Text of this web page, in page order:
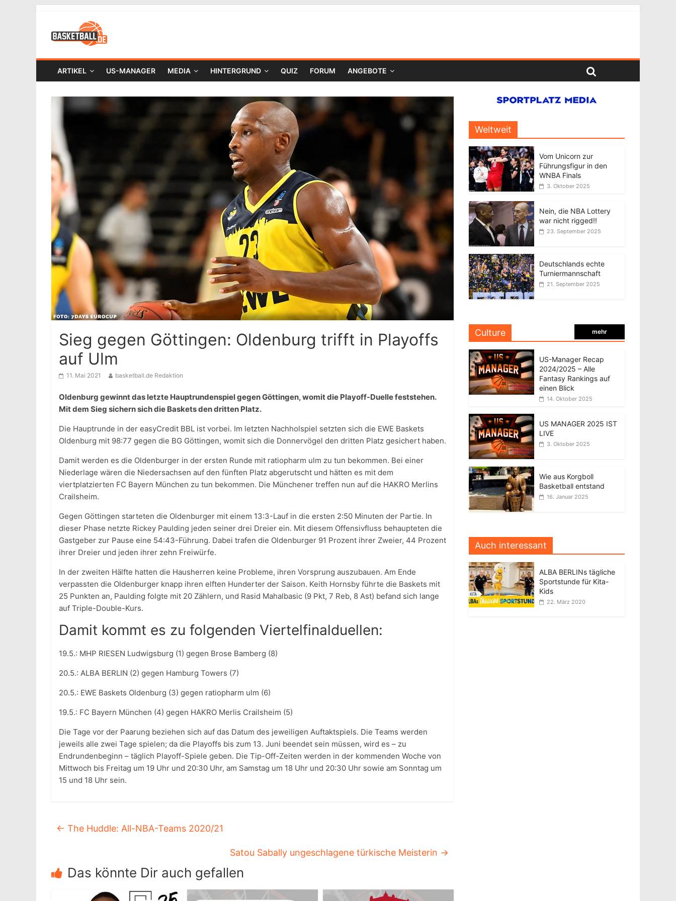
ARTIKEL US-MANAGER MEDIA HINTERGRUND QUIZ FORUM ANGEBOTE
Sieg gegen Göttingen: Oldenburg trifft in Playoffs
auf Ulm
11. Mai 2021 basketball.de Redaktion
Oldenburg gewinnt das letzte Hauptrundenspiel gegen Göttingen, womit die Playoff-Duelle feststehen.
Mit dem Sieg sichern sich die Baskets den dritten Platz.
Die Hauptrunde in der easyCredit BBL ist vorbei. Im letzten Nachholspiel setzten sich die EWE Baskets
Oldenburg mit 98:77 gegen die BG Göttingen, womit sich die Donnervögel den dritten Platz gesichert haben.
Damit werden es die Oldenburger in der ersten Runde mit ratiopharm ulm zu tun bekommen. Bei einer
Niederlage wären die Niedersachsen auf den fünften Platz abgerutscht und hätten es mit dem
viertplatzierten FC Bayern München zu tun bekommen. Die Münchener treffen nun auf die HAKRO Merlins
Crailsheim.
Gegen Göttingen starteten die Oldenburger mit einem 13:3-Lauf in die ersten 2:50 Minuten der Partie. In
dieser Phase netzte Rickey Paulding jeden seiner drei Dreier ein. Mit diesem Offensivfluss behaupteten die
Gastgeber zur Pause eine 54:43-Führung. Dabei trafen die Oldenburger 91 Prozent ihrer Zweier, 44 Prozent
ihrer Dreier und jeden ihrer zehn Freiwürfe.
In der zweiten Hälfte hatten die Hausherren keine Probleme, ihren Vorsprung auszubauen. Am Ende
verpassten die Oldenburger knapp ihren elften Hunderter der Saison. Keith Hornsby führte die Baskets mit
25 Punkten an, Paulding folgte mit 20 Zählern, und Rasid Mahalbasic (9 Pkt, 7 Reb, 8 Ast) befand sich lange
auf Triple-Double-Kurs.
Damit kommt es zu folgenden Viertelfinalduellen:
19.5.: MHP RIESEN Ludwigsburg (1) gegen Brose Bamberg (8)
20.5.: ALBA BERLIN (2) gegen Hamburg Towers (7)
20.5.: EWE Baskets Oldenburg (3) gegen ratiopharm ulm (6)
19.5.: FC Bayern München (4) gegen HAKRO Merlis Crailsheim (5)
Die Tage vor der Paarung beziehen sich auf das Datum des jeweiligen Auftaktspiels. Die Teams werden
jeweils alle zwei Tage spielen; da die Playoffs bis zum 13. Juni beendet sein müssen, wird es – zu
Endrundenbeginn – täglich Playoff-Spiele geben. Die Tip-Off-Zeiten werden in der kommenden Woche von
Mittwoch bis Freitag um 19 Uhr und 20:30 Uhr, am Samstag um 18 Uhr und 20:30 Uhr sowie am Sonntag um
15 und 18 Uhr sein.
← The Huddle: All-NBA-Teams 2020/21
Satou Sabally ungeschlagene türkische Meisterin →
Das könnte Dir auch gefallen
Weltweit
Vom Unicorn zur
Führungsfigur in den
WNBA Finals
3. Oktober 2025
Nein, die NBA Lottery
war nicht rigged!!
23. September 2025
Deutschlands echte
Turniermannschaft
21. September 2025
Culture mehr
US-Manager Recap
2024/2025 – Alle
Fantasy Rankings auf
einen Blick
14. Oktober 2025
US MANAGER 2025 IST
LIVE
3. Oktober 2025
Wie aus Korgboll
Basketball entstand
16. Januar 2025
Auch interessant
ALBA BERLINs tägliche
Sportstunde für Kita-
Kids
22. März 2020